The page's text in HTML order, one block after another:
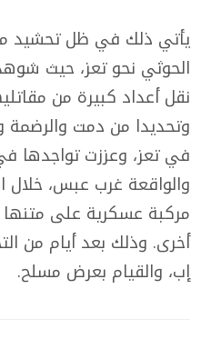
يأتي ذلك في ظل تحشيد
الحوثي نحو تعز، حيث
نقل أعداد كبيرة من
وتحديدا من دمت والرضمة
في تعز، وعززت تواجدها
مركبة عسكرية على
أخرى. وذلك بعد أيام من
إب، والقيام بعرض مسلح.